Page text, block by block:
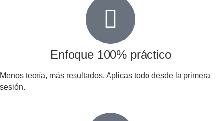
Enfoque 100% práctico
Menos teoría, más resultados. Aplicas todo desde la primera
sesión.